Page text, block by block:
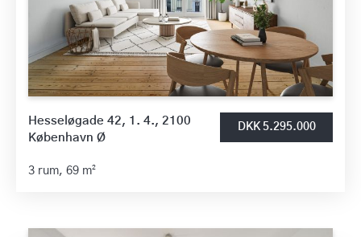
Hesseløgade 42, 1. 4., 2100
København Ø
DKK 5.295.000
3 rum, 69 m²